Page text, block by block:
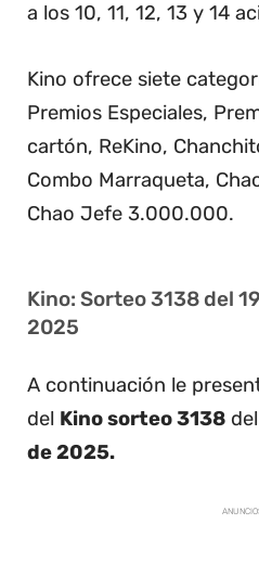
a los 10, 11, 12, 13 y 14
Kino ofrece siete
Premios Especiales,
cartón, ReKino,
Combo Marraqueta,
Chao Jefe 3.000.000.
Kino: Sorteo 3138 del
2025
A continuación le
del Kino sorteo 3138
de 2025.